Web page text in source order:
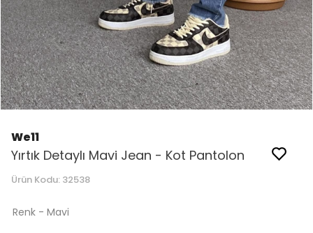
We11
Yırtık Detaylı Mavi Jean - Kot Pantolon
Ürün Kodu: 32538
Renk - Mavi